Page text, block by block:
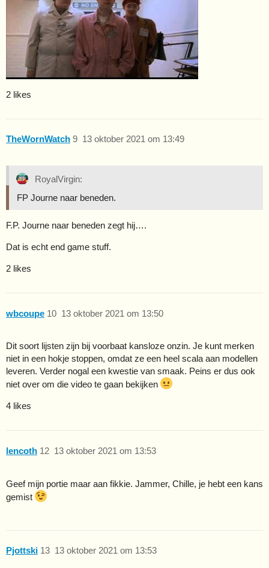
2 likes
TheWornWatch 13 oktober 2021 om 13:49
9
RoyalVirgin:
FP Journe naar beneden.
F.P. Journe naar beneden zegt hij….
Dat is echt end game stuff.
2 likes
wbcoupe 13 oktober 2021 om 13:50
10
Dit soort lijsten zijn bij voorbaat kansloze onzin. Je kunt merken
niet in een hokje stoppen, omdat ze een heel scala aan modellen
leveren. Verder nogal een kwestie van smaak. Peins er dus ook
niet over om die video te gaan bekijken
4 likes
lencoth 13 oktober 2021 om 13:53
12
Geef mijn portie maar aan fikkie. Jammer, Chille, je hebt een kans
gemist
Pjottski 13 oktober 2021 om 13:53
13